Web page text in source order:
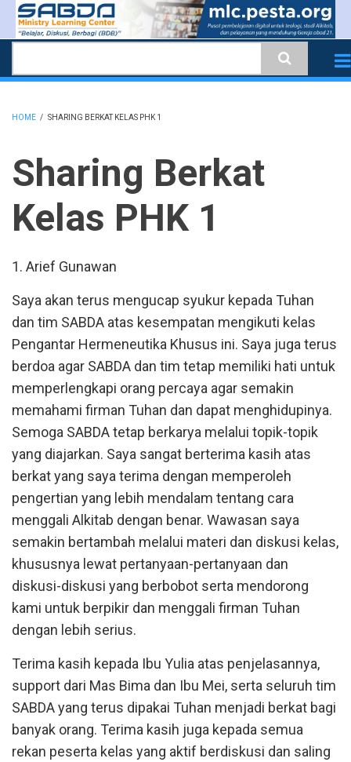
Skip
content
HOME / SHARING BERKAT KELAS PHK 1
Sharing Berkat
Kelas PHK 1
1. Arief Gunawan
Saya akan terus mengucap syukur kepada Tuhan
dan tim SABDA atas kesempatan mengikuti kelas
Pengantar Hermeneutika Khusus ini. Saya juga terus
berdoa agar SABDA dan tim tetap memiliki hati untuk
memperlengkapi orang percaya agar semakin
memahami firman Tuhan dan dapat menghidupinya.
Semoga SABDA tetap berkarya melalui topik-topik
yang diajarkan. Saya sangat berterima kasih atas
berkat yang saya terima dengan memperoleh
pengertian yang lebih mendalam tentang cara
menggali Alkitab dengan benar. Wawasan saya
semakin bertambah melalui materi dan diskusi kelas,
khususnya lewat pertanyaan-pertanyaan dan
diskusi-diskusi yang berbobot serta mendorong
kami untuk berpikir dan menggali firman Tuhan
dengan lebih serius.
Terima kasih kepada Ibu Yulia atas penjelasannya,
support dari Mas Bima dan Ibu Mei, serta seluruh tim
SABDA yang terus dipakai Tuhan menjadi berkat bagi
banyak orang. Terima kasih juga kepada semua
rekan peserta kelas yang aktif berdiskusi dan saling